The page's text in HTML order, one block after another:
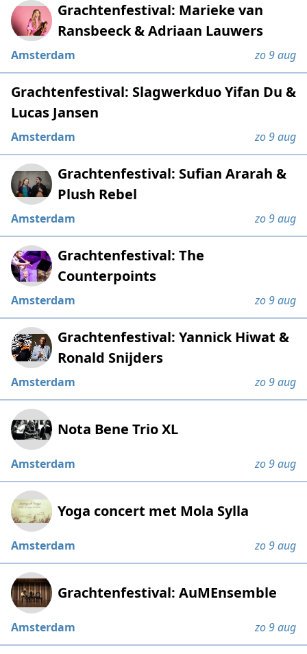
Grachtenfestival: Marieke van
Ransbeeck & Adriaan Lauwers
Amsterdam zo 9 aug
Grachtenfestival: Slagwerkduo Yifan Du &
Lucas Jansen
Amsterdam zo 9 aug
Grachtenfestival: Sufian Ararah &
Plush Rebel
Amsterdam zo 9 aug
Grachtenfestival: The
Counterpoints
Amsterdam zo 9 aug
Grachtenfestival: Yannick Hiwat &
Ronald Snijders
Amsterdam zo 9 aug
Nota Bene Trio XL
Amsterdam zo 9 aug
Yoga concert met Mola Sylla
Amsterdam zo 9 aug
Grachtenfestival: AuMEnsemble
Amsterdam zo 9 aug